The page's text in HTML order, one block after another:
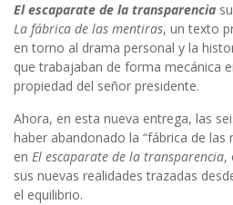
El escaparate de la transparencia
La fábrica de las mentiras, un texto
en torno al drama personal y la
que trabajaban de forma mecánica
propiedad del señor presidente.
Ahora, en esta nueva entrega, las
haber abandonado la “fábrica de las
en El escaparate de la transparencia,
sus nuevas realidades trazadas
el equilibrio.